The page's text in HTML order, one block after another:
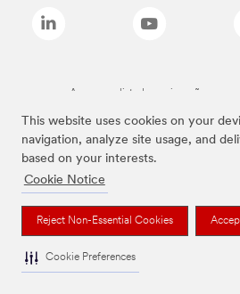
This website uses cookies on your
navigation, analyze site usage, and
based on your interests.
Cookie Notice
Reject Non-Essential Cookies
Cookie Preferences
As marcas listadas a cima são